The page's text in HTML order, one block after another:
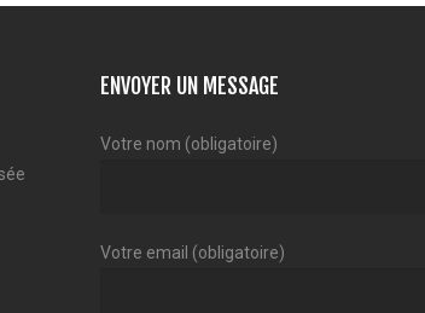
ENVOYER UN MESSAGE
Votre nom (obligatoire)
Votre email (obligatoire)